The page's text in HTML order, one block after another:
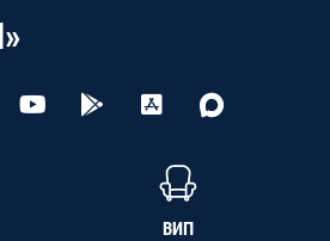
ВИП